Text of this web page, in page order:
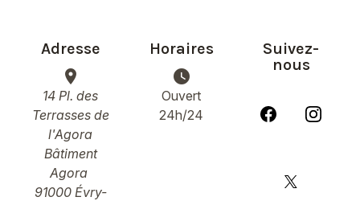
Adresse
place
14 Pl. des
Terrasses de
l'Agora
Bâtiment
Agora
91000 Évry-
Horaires
watch_later
Ouvert
24h/24
Suivez-
nous